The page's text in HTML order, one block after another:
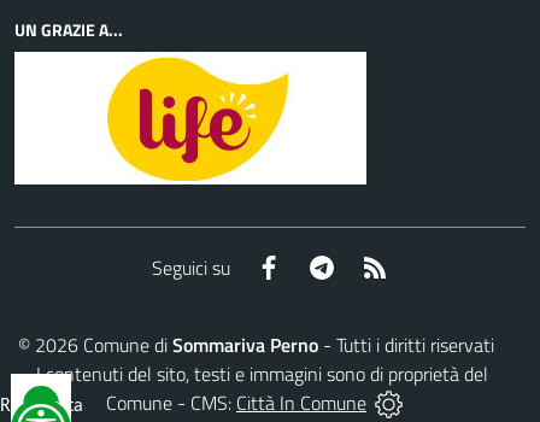
UN GRAZIE A...
Seguici su Facebook Telegram
© 2026Comune diSommariva Perno- Tutti i diritti riservati
- I contenuti del sito, testi e immagini sono di proprietà del
Comune - CMS: Città In Comune
Reimposta